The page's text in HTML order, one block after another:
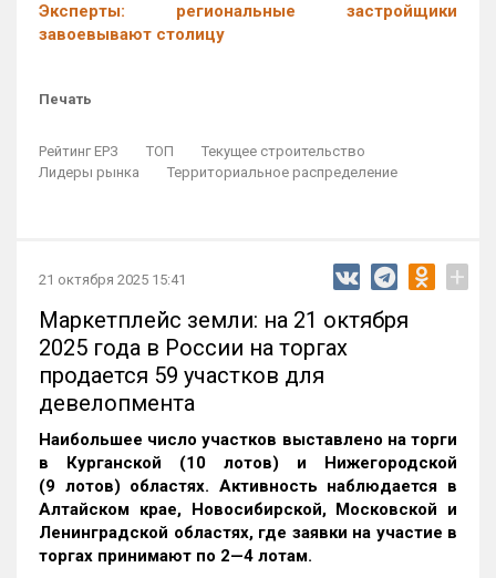
Эксперты: региональные застройщики
завоевывают столицу
Печать
Рейтинг ЕРЗ ТОП
Текущее строительство
Лидеры рынка
Территориальное распределение
21 октября 2025 15:41 +
Маркетплейс земли: на 21 октября
2025 года в России на торгах
продается 59 участков для
девелопмента
Наибольшее число участков выставлено на торги
в Курганской (10 лотов) и Нижегородской
(9 лотов) областях. Активность наблюдается в
Алтайском крае, Новосибирской, Московской и
Ленинградской областях, где заявки на участие в
торгах принимают по 2—4 лотам.